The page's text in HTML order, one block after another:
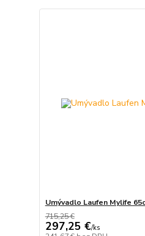
Umývadlo Laufen Mylife
715,25 €
297,25 €/ks